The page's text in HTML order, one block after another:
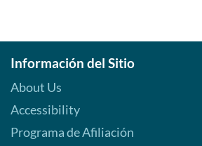
Información del Sitio
About Us
Accessibility
Programa de Afiliación